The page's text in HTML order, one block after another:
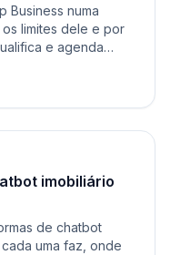
Business numa
limites dele e por
e agenda
imobiliário
de chatbot
uma faz, onde